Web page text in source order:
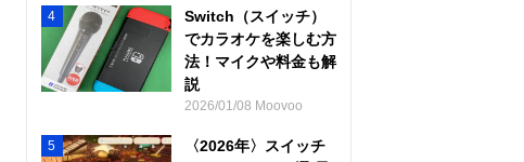
4
Switch（スイッチ）
でカラオケを楽しむ方
法！マイクや料金も解
説
2026/01/08 Moovoo
5
〈2026年〉スイッチ